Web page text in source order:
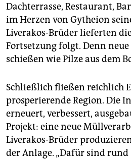
Dachterrasse, Restaurant,
im Herzen von Gytheion
Liverakos-Brüder lieferten
Fortsetzung folgt. Denn
schießen wie Pilze aus dem
Schließlich fließen reichlich
prosperierende Region. Die
erneuert, verbessert,
Projekt: eine neue
Liverakos-Brüder
der Anlage. „Dafür sind